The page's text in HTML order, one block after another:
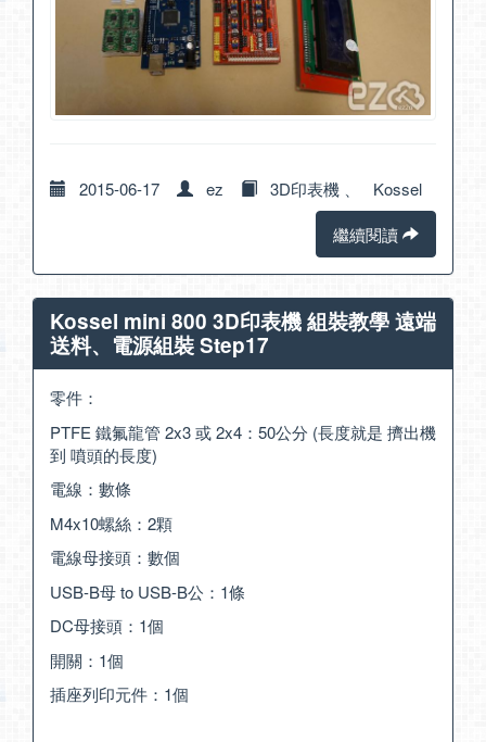
2015-06-17 ez 3D印表機 、 Kossel
繼續閱讀
Kossel mini 800 3D印表機 組裝教學 遠端
送料、電源組裝 Step17
零件：
PTFE 鐵氟龍管 2x3 或 2x4：50公分 (長度就是 擠出機
到 噴頭的長度)
電線：數條
M4x10螺絲：2顆
電線母接頭：數個
USB-B母 to USB-B公：1條
DC母接頭：1個
開關：1個
插座列印元件：1個